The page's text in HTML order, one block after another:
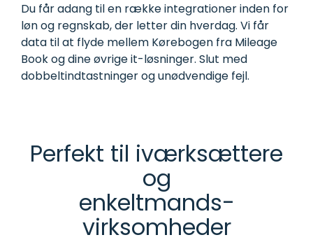
Du får adang til en række integrationer inden for
løn og regnskab, der letter din hverdag. Vi får
data til at flyde mellem Kørebogen fra Mileage
Book og dine øvrige it-løsninger. Slut med
dobbeltindtastninger og unødvendige fejl.
Perfekt til iværksættere
og
enkeltmands­
virksomheder